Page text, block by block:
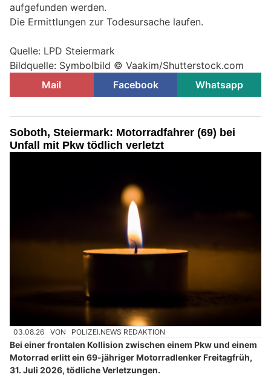
aufgefunden werden.
Die Ermittlungen zur Todesursache laufen.
Quelle: LPD Steiermark
Bildquelle: Symbolbild © Vaakim/Shutterstock.com
Mail
Facebook Whatsapp
Soboth, Steiermark: Motorradfahrer (69) bei
Unfall mit Pkw tödlich verletzt
03.08.26 VON POLIZEI.NEWS REDAKTION
Bei einer frontalen Kollision zwischen einem Pkw und einem
Motorrad erlitt ein 69-jähriger Motorradlenker Freitagfrüh,
31. Juli 2026, tödliche Verletzungen.